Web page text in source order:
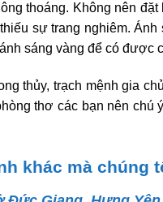
thoáng. Không nên
sự trang nghiêm.
sáng vàng để có được
thủy, trạch mệnh gia
thơ các bạn nên chú
khác mà chúng